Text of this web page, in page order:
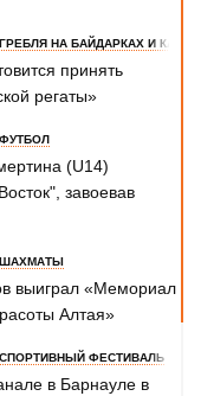
ГРЕБЛЯ НА БАЙДАРКАХ И КАНОЭ
принять
регаты»
ФУТБОЛ
(U14)
завоевав
ШАХМАТЫ
выиграл «Мемориал
Алтая»
СПОРТИВНЫЙ ФЕСТИВАЛЬ
в Барнауле в